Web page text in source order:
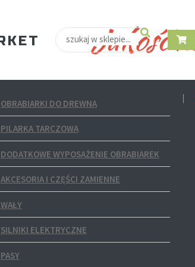
OBRABIARKI DO DREWNA
PILARKA TARCZOWA
DODATKOWE WYPOSAŻENIE OBRABIAREK
AKCESORIA I CZĘŚCI ZAMIENNE
WAŁY
SILNIKI ELEKTRYCZNE
PASY